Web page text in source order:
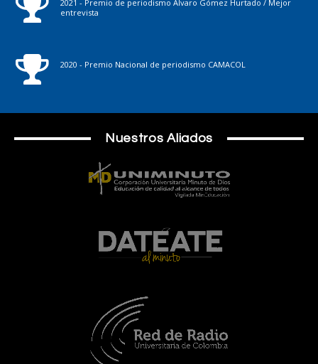
2021 - Premio de periodismo Álvaro Gómez Hurtado / Mejor
entrevista
2020 - Premio Nacional de periodismo CAMACOL
Nuestros Aliados